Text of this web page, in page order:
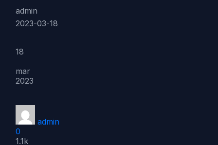
admin
2023-03-18
18
mar
2023
admin
0
1.1k